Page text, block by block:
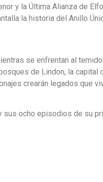
y la Última Alianza de
la historia del Anillo
se enfrentan al
de Lindon, la capital
crearán legados que
sus ocho episodios de su